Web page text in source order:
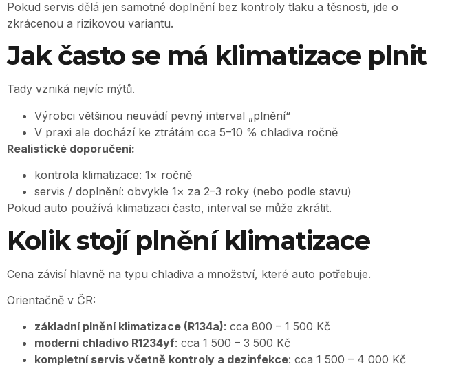
Pokud servis dělá jen samotné doplnění bez kontroly tlaku a těsnosti, jde o
zkrácenou a rizikovou variantu.
Jak často se má klimatizace plnit
Tady vzniká nejvíc mýtů.
Výrobci většinou neuvádí pevný interval „plnění“
V praxi ale dochází ke ztrátám cca 5–10 % chladiva ročně
Realistické doporučení:
kontrola klimatizace: 1× ročně
servis / doplnění: obvykle 1× za 2–3 roky (nebo podle stavu)
Pokud auto používá klimatizaci často, interval se může zkrátit.
Kolik stojí plnění klimatizace
Cena závisí hlavně na typu chladiva a množství, které auto potřebuje.
Orientačně v ČR:
základní plnění klimatizace (R134a): cca 800 – 1 500 Kč
moderní chladivo R1234yf: cca 1 500 – 3 500 Kč
kompletní servis včetně kontroly a dezinfekce: cca 1 500 – 4 000 Kč